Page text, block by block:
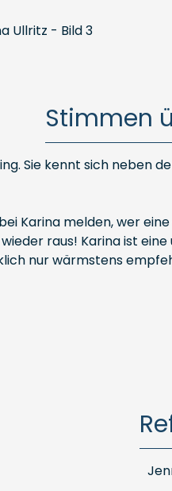
Stimmen
Sie kennt sich neben
Karina melden, wer
raus! Karina ist
nur wärmstens